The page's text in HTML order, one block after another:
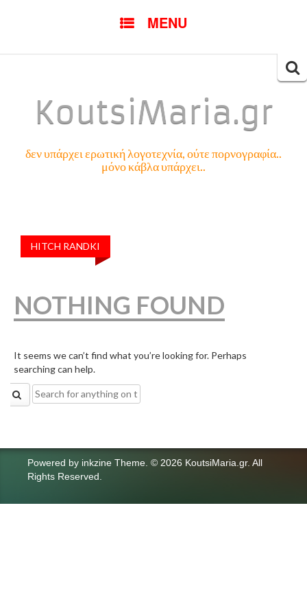
MENU
KoutsiMaria.gr
δεν υπάρχει ερωτική λογοτεχνία, ούτε πορνογραφία..
μόνο κάβλα υπάρχει..
HITCH RANDKI
NOTHING FOUND
It seems we can’t find what you’re looking for. Perhaps
searching can help.
Search
for:
Powered by inkzine Theme © 2026 KoutsiMaria.gr. All
Rights Reserved.